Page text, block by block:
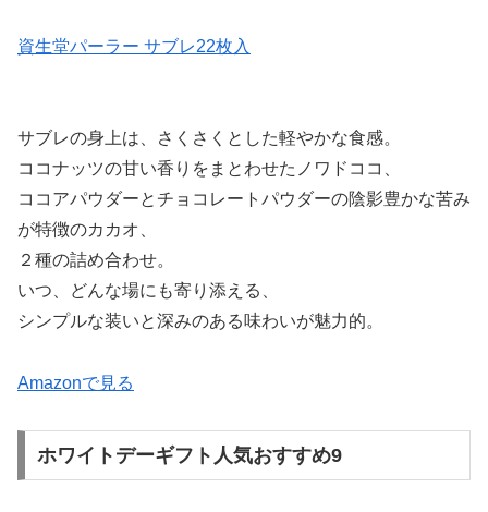
資生堂パーラー サブレ22枚入
サブレの身上は、さくさくとした軽やかな食感。
ココナッツの甘い香りをまとわせたノワドココ、
ココアパウダーとチョコレートパウダーの陰影豊かな苦み
が特徴のカカオ、
２種の詰め合わせ。
いつ、どんな場にも寄り添える、
シンプルな装いと深みのある味わいが魅力的。
Amazonで見る
ホワイトデーギフト人気おすすめ9